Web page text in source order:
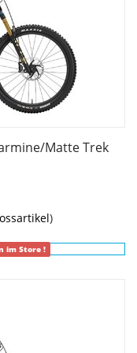
Platz für
Dämpfer,
die
Bremskräfte
geführte
untere
Matte Trek
)
im Store !